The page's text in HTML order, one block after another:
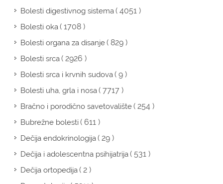
Bolesti digestivnog sistema( 4051 )
Bolesti oka( 1708 )
Bolesti organa za disanje( 829 )
Bolesti srca( 2926 )
Bolesti srca i krvnih sudova( 9 )
Bolesti uha, grla i nosa( 7717 )
Bračno i porodično savetovalište( 254 )
Bubrežne bolesti( 611 )
Dečija endokrinologija( 29 )
Dečija i adolescentna psihijatrija( 531 )
Dečija ortopedija( 2 )